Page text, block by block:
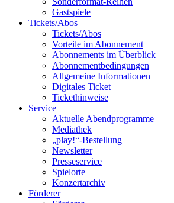
Gastspiele
Tickets/Abos
Tickets/Abos
Vorteile im Abonnement
Abonnements im Überblick
Abonnement­bedingungen
Allgemeine Informationen
Digitales Ticket
Ticket­hinweise
Service
Aktuelle Abendprogramme
Mediathek
„play!“-Bestellung
Newsletter
Presseservice
Spielorte
Konzertarchiv
Förderer